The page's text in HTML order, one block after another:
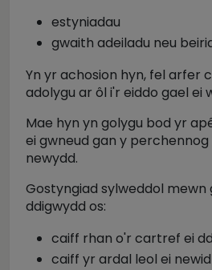
estyniadau
gwaith adeiladu neu
Yn yr achosion hyn, fel arfer
adolygu ar ôl i'r eiddo gael ei
Mae hyn yn golygu bod yr
ei gwneud gan y
newydd.
Gostyngiad sylweddol mewn
ddigwydd os:
caiff rhan o'r cartref ei
caiff yr ardal leol ei